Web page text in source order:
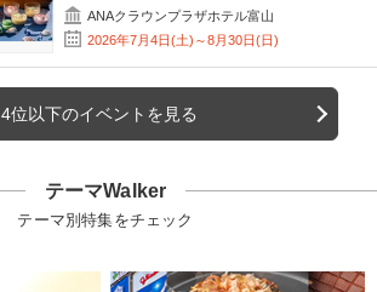
ANAクラウンプラザホテル富山
2026年7月4日(土)～8月30日(日)
4位以下のイベントを見る
テーマWalker
テーマ別特集をチェック